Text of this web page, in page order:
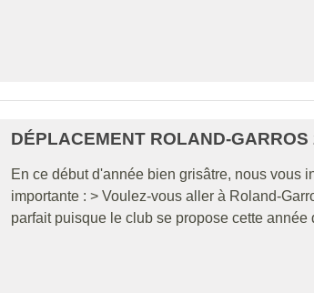
DÉPLACEMENT ROLAND-GARROS
En ce début d'année bien grisâtre, nous vous
importante : > Voulez-vous aller à Roland-
parfait puisque le club se propose cette année